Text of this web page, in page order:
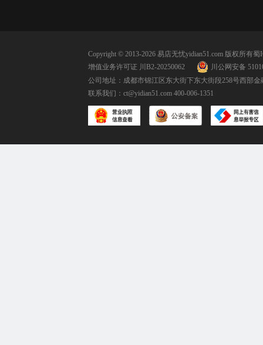
Copyright © 2013-2026 易店无忧yidian51.com 版权所有蜀
增值业务许可证 川B2-20250062
川公网安备
公司地址：成都市锦江区东大街下东大街段258号西部金
联系我们： ct@yidian51.com 400-006-1351